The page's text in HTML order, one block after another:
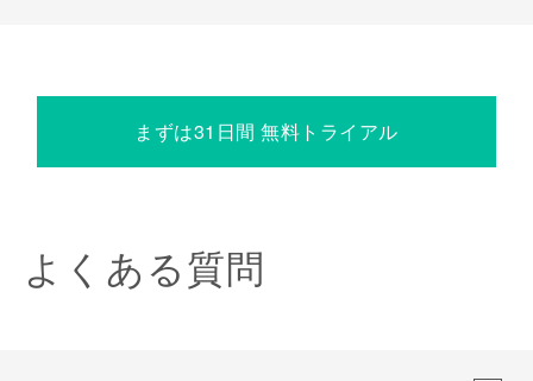
まずは31日間 無料トライアル
よくある質問